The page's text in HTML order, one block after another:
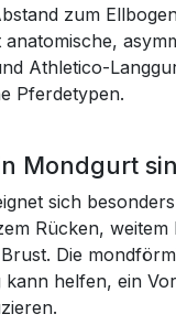
zum
anatomische,
Athletico-
Pferdetypen.
Mondgurt
sich
Rücken, weitem
Die
helfen, ein